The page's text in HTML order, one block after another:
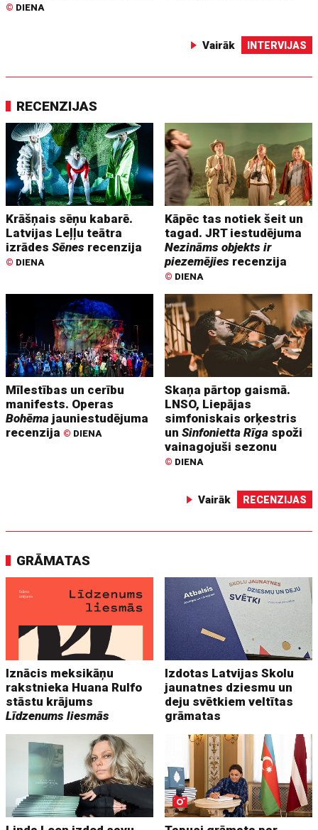
© DIENA
Vairāk INTERVIJAS
RECENZIJAS
Krāšņais sēņu kabarē.
Latvijas Leļļu teātra
izrādesSēnes recenzija
© DIENA
Kāpēc tas notiek šeit un
tagad. JRT iestudējuma
Nezināms objekts ir
piezemējies recenzija
© DIENA
Mīlestības un cerību
manifests. Operas
Bohēma jauniestudējuma
recenzija © DIENA
Skaņa pārtop gaismā.
LNSO, Liepājas
simfoniskais orķestris
unSinfonietta Rīga spoži
vainagojuši sezonu
© DIENA
Vairāk RECENZIJAS
GRĀMATAS
Iznācis meksikāņu
rakstnieka Huana Rulfo
stāstu krājums
Līdzenums liesmās
Izdotas Latvijas Skolu
jaunatnes dziesmu un
deju svētkiem veltītas
grāmatas